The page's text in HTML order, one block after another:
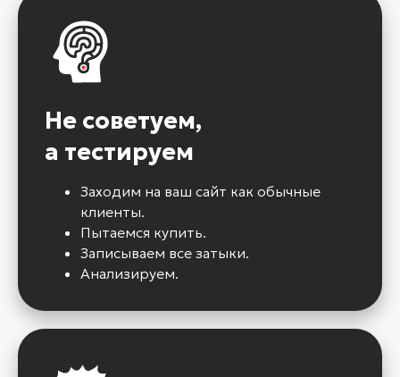
Не советуем,
а тестируем
Заходим на ваш сайт как обычные
клиенты.
Пытаемся купить.
Записываем все затыки.
Анализируем.